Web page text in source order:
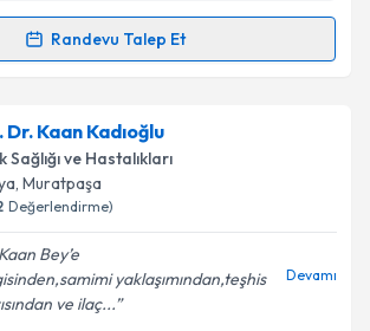
işlenmesini kabul ediyorum.
Randevu Talep Et
Takvimi Talebi
Akça için randevu takvimi talebi
bu uzmandan randevu almanız için bir
e-posta ile bilgilendireceğiz.
Dr. Kaan Kadıoğlu
Sağlığı ve Hastalıkları
, Muratpaşa
Değerlendirme)
Bey’e
yaklaşımından,teşhis
ve ilaç...
Devamı